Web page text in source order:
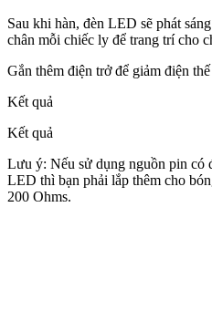
Sau khi hàn, đèn LED sẽ phát
chân mỗi chiếc ly để trang trí cho
Gắn thêm điện trở để giảm điện
Kết quả
Kết quả
Lưu ý: Nếu sử dụng nguồn pin có
LED thì bạn phải lắp thêm cho
200 Ohms.